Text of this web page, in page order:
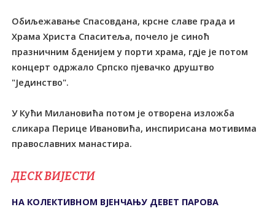
Обиљежавање Спасовдана, крсне славе града и
Храма Христа Спаситеља, почело је синоћ
празничним бденијем у порти храма, гдје је потом
концерт одржало Српско пјевачко друштво
"Јединство".
У Кући Милановића потом је отворена изложба
сликара Перице Ивановића, инспирисана мотивима
православних манастира.
ДЕСК ВИЈЕСТИ
НА КОЛЕКТИВНОМ ВЈЕНЧАЊУ ДЕВЕТ ПАРОВА